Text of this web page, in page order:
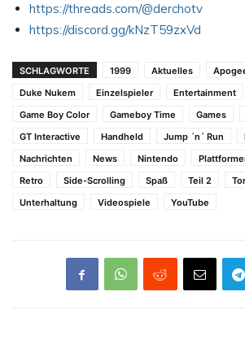
https://threads.com/@derchotv
https://discord.gg/kNzT59zxVd
SCHLAGWORTE 1999 Aktuelles
Duke Nukem
Einzelspieler Entertainment
Game Boy Color
Gameboy Time Games
GT Interactive
Handheld Jump ´n´ Run
Nachrichten
News Nintendo
Retro
Side-Scrolling Spaß Teil 2
Unterhaltung
Videospiele YouTube